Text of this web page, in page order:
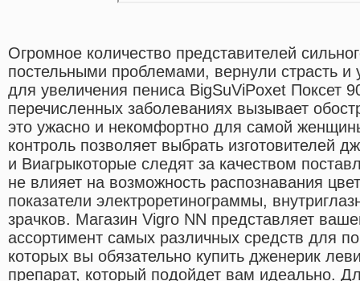
Огромное количество представителей
постельными проблемами, вернули страсть и
для увеличения пениса BigSuViPoxet Поксет
перечисленных заболеваниях вызывает
это ужасно и некомфортно для самой
контроль позволяет выбрать изготовителей
и Виагрыкоторые следят за качеством
не влияет на возможность распознавания
показатели электроретинограммы,
зрачков. Магазин Vigro NN представляет
ассортимент самых различных средств для
которых вы обязательно купить дженерик
препарат, который подойдет вам идеально.